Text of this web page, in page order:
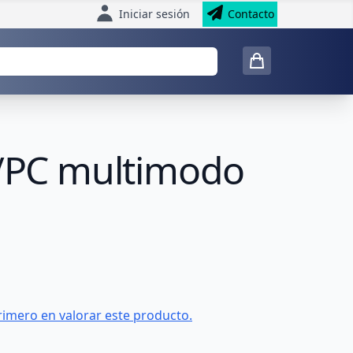
Iniciar sesión Contacto
multimodo
en valorar este producto.